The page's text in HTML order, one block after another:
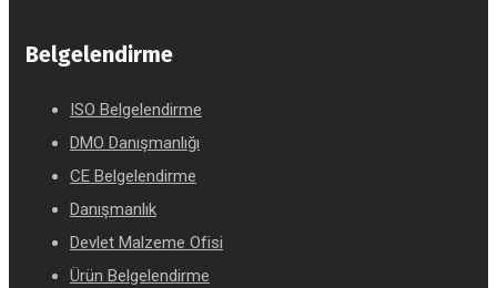
Belgelendirme
ISO Belgelendirme
DMO Danışmanlığı
CE Belgelendirme
Danışmanlık
Devlet Malzeme Ofisi
Ürün Belgelendirme